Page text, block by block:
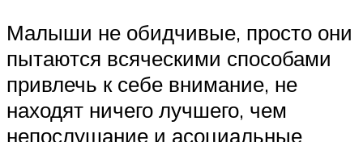
Малыши не обидчивые, просто они
пытаются всяческими способами
привлечь к себе внимание, не
находят ничего лучшего, чем
непослушание и асоциальные